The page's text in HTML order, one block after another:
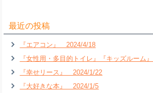
最近の投稿
『エアコン』 2024/4/18
『女性用・多目的トイレ』『キッズルーム
『幸せリース』 2024/1/22
『大好きな本』 2024/1/5